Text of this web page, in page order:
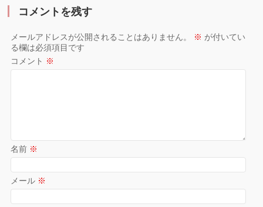
ン
ド
開
き
ま
す)
だ
さ
し
い
ウ
コメントを残す
メールアドレスが公開されることはありません。 ※ が付いてい
る欄は必須項目です
コメント ※
名前 ※
メール ※